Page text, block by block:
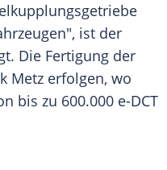
ist der
Die Fertigung der
Metz erfolgen, wo
bis zu 600.000 e-DCT